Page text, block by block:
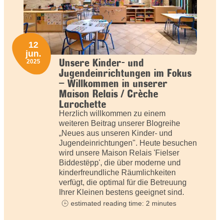
Unsere Kinder- und
Jugendeinrichtungen im Fokus
– Willkommen in unserer
Maison Relais / Crèche
Larochette
Herzlich willkommen zu einem
weiteren Beitrag unserer Blogreihe
„Neues aus unseren Kinder- und
Jugendeinrichtungen". Heute besuchen
wird unsere Maison Relais 'Fielser
Biddestëpp', die über moderne und
kinderfreundliche Räumlichkeiten
verfügt, die optimal für die Betreuung
Ihrer Kleinen bestens geeignet sind.
12
jun.
2025
estimated reading time: 2 minutes